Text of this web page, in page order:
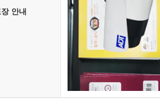
싶은 욕구를 토대로 일종의 종교를 만
매거진(Reactor Magazine)』
언자들에 대한 냉철한 평가.
글로브(The Boston Globe)』
장 안내